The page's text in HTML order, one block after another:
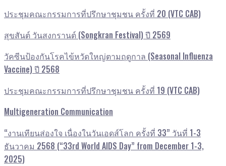
ประชุมคณะกรรมการที่ปรึกษาชุมชน ครั้งที่ 20 (VTC CAB)
สุขสันต์ วันสงกรานต์ (Songkran Festival) ปี 2569
วัคซีนป้องกันโรคไข้หวัดใหญ่ตามฤดูกาล (Seasonal Influenza
Vaccine) ปี 2568
ประชุมคณะกรรมการที่ปรึกษาชุมชน ครั้งที่ 19 (VTC CAB)
Multigeneration Communication
“งานเทียนส่องใจ เนื่องในวันเอดส์โลก ครั้งที่ 33” วันที่ 1-3
ธันวาคม 2568 (“33rd World AIDS Day” from December 1-3,
2025)